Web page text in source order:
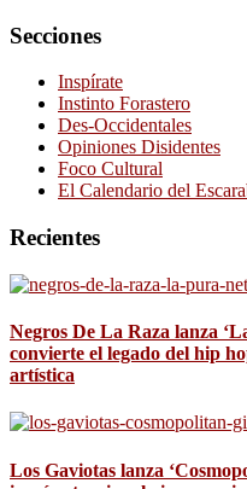
Secciones
Inspírate
Instinto Forastero
Des-Occidentales
Opiniones Disidentes
Foco Cultural
El Calendario del
Recientes
Negros De La Raza lanza
convierte el legado del hip
artística
Los Gaviotas lanza